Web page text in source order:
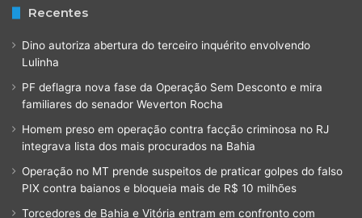
Recentes
Dino autoriza abertura do terceiro inquérito envolvendo
Lulinha
PF deflagra nova fase da Operação Sem Desconto e mira
familiares do senador Weverton Rocha
Homem preso em operação contra facção criminosa no RJ
integrava lista dos mais procurados na Bahia
Operação no MT prende suspeitos de praticar golpes do falso
PIX contra baianos e bloqueia mais de R$ 10 milhões
Torcedores de Bahia e Vitória entram em confronto com